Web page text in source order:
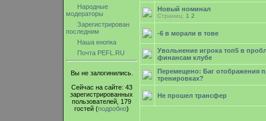
Народные
модераторы
Зарегистрирован
последним
Наша кнопка
Почта PEFL.RU
Вы не залогинились.
Сейчас на сайте: 43
зарегистрированных
пользователей, 179
гостей (подробно)
Новый номинал
Страниц: 1 2
-6 в морали в тове
Увольнение игрока топ5 в
финансам клубе
Перемещено: Баг отображения
тренировках?
Не прошел трансфер